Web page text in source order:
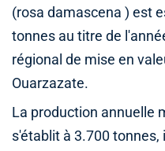
(rosa damascena ) est
tonnes au titre de
régional de mise en
Ouarzazate.
La production annuelle
s'établit à 3.700